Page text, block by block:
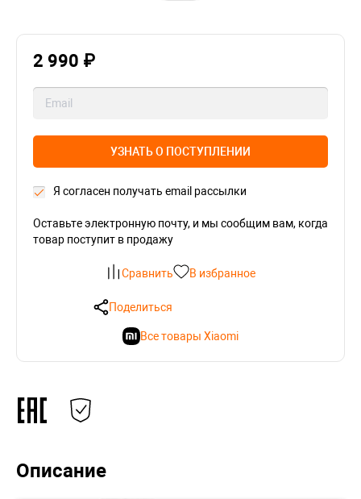
2 990 ₽
УЗНАТЬ О ПОСТУПЛЕНИИ
Я согласен получать email рассылки
Оставьте электронную почту, и мы сообщим вам, когда
товар поступит в продажу
Сравнить В избранное
Поделиться
Все товары Xiaomi
Описание